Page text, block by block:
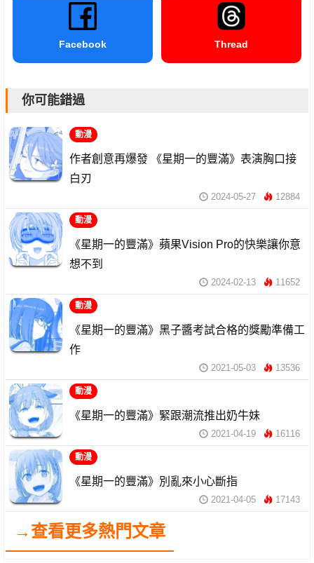
Facebook Thread
你可能錯過
動漫
作者創意再爆發 《星期一的豐滿》表演胸口接
白刃
2024-05-27 12884
動漫
《星期一的豐滿》蘋果Vision Pro的快樂讓你意
想不到
2024-02-13 11652
動漫
《星期一的豐滿》黑子醬考試合格的獎勵準備工
作
2021-05-03 13536
動漫
《星期一的豐滿》緊跟潮流推出奶牛妹
2021-04-19 16116
動漫
《星期一的豐滿》別亂來小心斷指
2021-04-05 17143
→查看更多熱門文章